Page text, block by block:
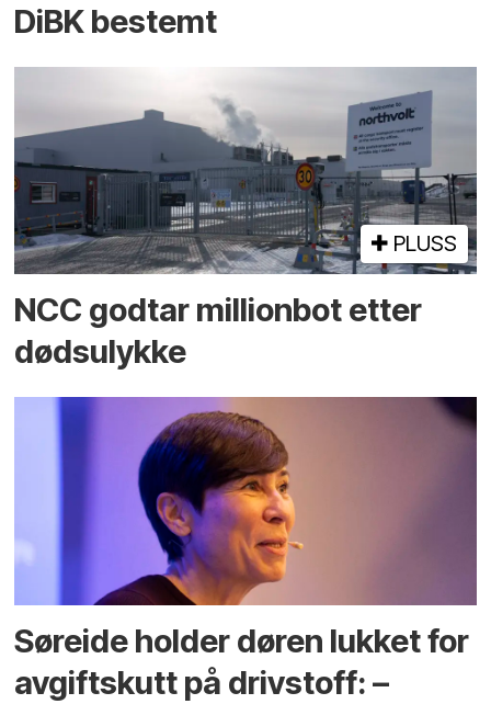
DiBK bestemt
PLUSS
NCC godtar millionbot etter
dødsulykke
Søreide holder døren lukket for
avgiftskutt på drivstoff: –